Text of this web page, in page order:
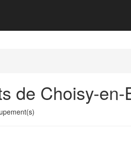
de Choisy-en-